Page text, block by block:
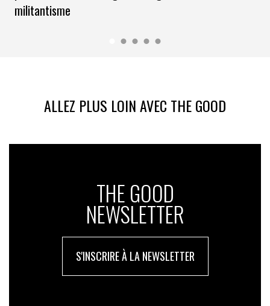
militantisme
ALLEZ PLUS LOIN AVEC THE GOOD
THE GOOD
NEWSLETTER
S'INSCRIRE À LA NEWSLETTER